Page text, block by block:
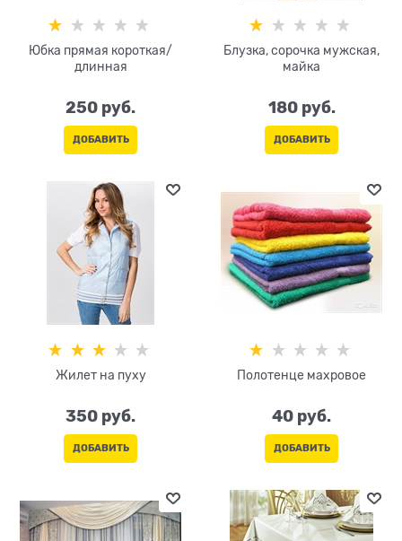
Юбка прямая короткая/
длинная
250 руб.
ДОБАВИТЬ
Блузка, сорочка мужская,
майка
180 руб.
ДОБАВИТЬ
Жилет на пуху
350 руб.
ДОБАВИТЬ
Полотенце махровое
40 руб.
ДОБАВИТЬ